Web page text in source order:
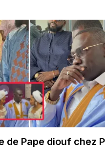
de Pape diouf chez